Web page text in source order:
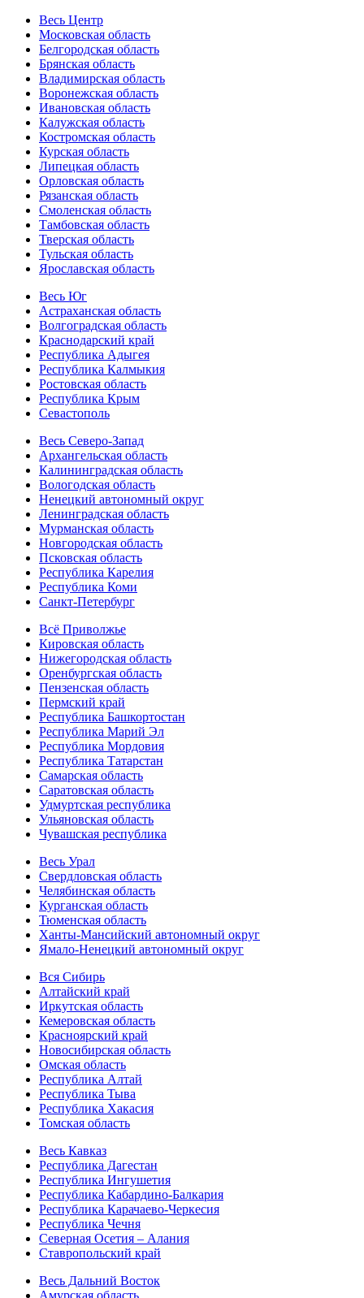
Весь Центр
Московская область
Белгородская область
Брянская область
Владимирская область
Воронежская область
Ивановская область
Калужская область
Костромская область
Курская область
Липецкая область
Орловская область
Рязанская область
Смоленская область
Тамбовская область
Тверская область
Тульская область
Ярославская область
Весь Юг
Астраханская область
Волгоградская область
Краснодарский край
Республика Адыгея
Республика Калмыкия
Ростовская область
Республика Крым
Севастополь
Весь Северо-Запад
Архангельская область
Калининградская область
Вологодская область
Ненецкий автономный округ
Ленинградская область
Мурманская область
Новгородская область
Псковская область
Республика Карелия
Республика Коми
Санкт-Петербург
Всё Приволжье
Кировская область
Нижегородская область
Оренбургская область
Пензенская область
Пермский край
Республика Башкортостан
Республика Марий Эл
Республика Мордовия
Республика Татарстан
Самарская область
Саратовская область
Удмуртская республика
Ульяновская область
Чувашская республика
Весь Урал
Свердловская область
Челябинская область
Курганская область
Тюменская область
Ханты-Мансийский автономный округ
Ямало-Ненецкий автономный округ
Вся Сибирь
Алтайский край
Иркутская область
Кемеровская область
Красноярский край
Новосибирская область
Омская область
Республика Алтай
Республика Тыва
Республика Хакасия
Томская область
Весь Кавказ
Республика Дагестан
Республика Ингушетия
Республика Кабардино-Балкария
Республика Карачаево-Черкесия
Республика Чечня
Северная Осетия – Алания
Ставропольский край
Весь Дальний Восток
Амурская область